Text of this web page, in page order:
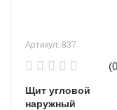
Артикул: 837
Щит угловой
наружный